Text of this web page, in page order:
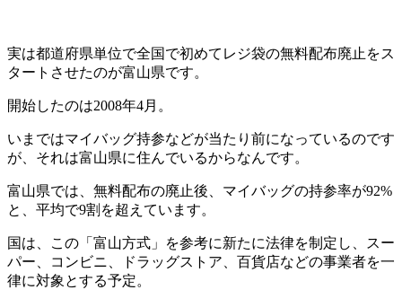
実は都道府県単位で全国で初めてレジ袋の無料配布廃止をス
タートさせたのが富山県です。
開始したのは2008年4月。
いまではマイバッグ持参などが当たり前になっているのです
が、それは富山県に住んでいるからなんです。
富山県では、無料配布の廃止後、マイバッグの持参率が92%
と、平均で9割を超えています。
国は、この「富山方式」を参考に新たに法律を制定し、スー
パー、コンビニ、ドラッグストア、百貨店などの事業者を一
律に対象とする予定。